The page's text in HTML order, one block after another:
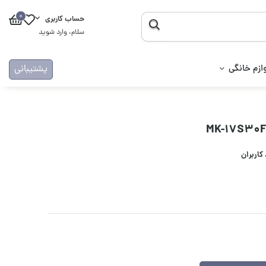
حساب کاربری
سلام، وارد شوید
0
خانگی پشتیبانی